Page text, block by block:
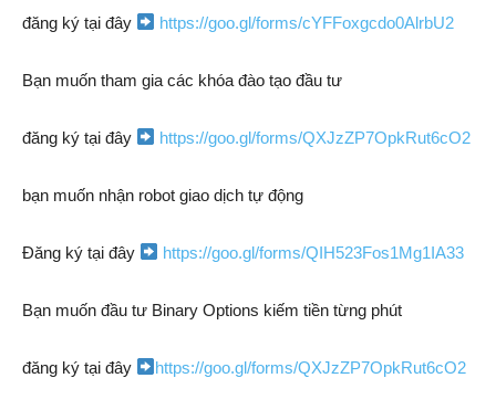
đăng ký tại đây https://goo.gl/forms/cYFFoxgcdo0AlrbU2
Bạn muốn tham gia các khóa đào tạo đầu tư
đăng ký tại đây https://goo.gl/forms/QXJzZP7OpkRut6cO2
bạn muốn nhận robot giao dịch tự động
Đăng ký tại đây https://goo.gl/forms/QIH523Fos1Mg1IA33
Bạn muốn đầu tư Binary Options kiếm tiền từng phút
đăng ký tại đây https://goo.gl/forms/QXJzZP7OpkRut6cO2